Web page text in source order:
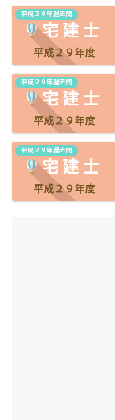
平成２９年過去問
平成２９年過去問
平成２９年過去問